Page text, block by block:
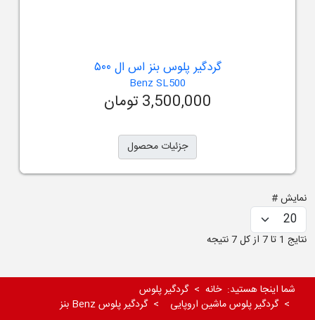
گردگیر پلوس بنز اس ال ۵۰۰
Benz SL500
3,500,000 تومان
جزئیات محصول
نمایش #
نتایج 1 تا 7 از کل 7 نتیجه
شما اینجا هستید:خانه
گردگیر پلوس
گردگیر پلوس ماشین اروپایی
گردگیر پلوس Benz بنز